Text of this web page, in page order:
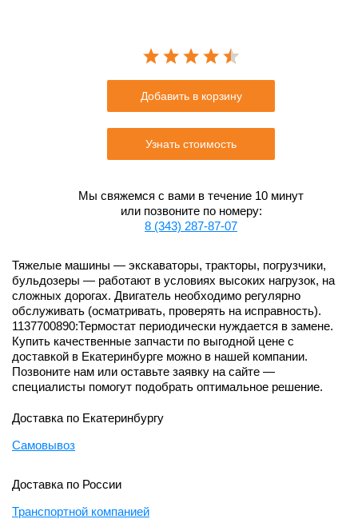
Добавить в корзину
Узнать стоимость
Мы свяжемся с вами в течение 10 минут
или позвоните по номеру:
8 (343) 287-87-07
Тяжелые машины — экскаваторы, тракторы, погрузчики,
бульдозеры — работают в условиях высоких нагрузок, на
сложных дорогах. Двигатель необходимо регулярно
обслуживать (осматривать, проверять на исправность).
1137700890:Термостат периодически нуждается в замене.
Купить качественные запчасти по выгодной цене с
доставкой в Екатеринбурге можно в нашей компании.
Позвоните нам или оставьте заявку на сайте —
специалисты помогут подобрать оптимальное решение.
Доставка по Екатеринбургу
Самовывоз
Доставка по России
Транспортной компанией